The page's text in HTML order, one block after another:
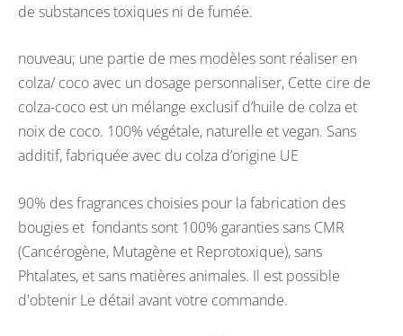
de substances toxiques ni de fumée.
nouveau; une partie de mes modèles sont réaliser en
colza/ coco avec un dosage personnaliser, Cette cire de
colza-coco est un mélange exclusif d’huile de colza et
noix de coco. 100% végétale, naturelle et vegan. Sans
additif, fabriquée avec du colza d’origine UE
90% des fragrances choisies pour la fabrication des
bougies et fondants sont 100% garanties sans CMR
(Cancérogène, Mutagène et Reprotoxique), sans
Phtalates, et sans matières animales. Il est possible
d'obtenir Le détail avant votre commande.